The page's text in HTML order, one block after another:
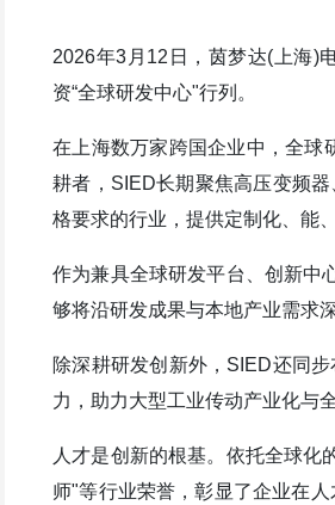
2026年3月12日，茵梦达(上海)
资“全球研发中心"行列。
在上海数万家跨国企业中，全球
耕者，SIED长期聚焦高压变频
格要求的行业，提供定制化、能
作为兼具全球研发平台、创新中
够将沿研发成果与本地产业需求
除深耕研发创新外，SIED还同
力，助力大型工业传动产业化与
人才是创新的根基。依托全球化
师"等行业荣誉，彰显了企业在